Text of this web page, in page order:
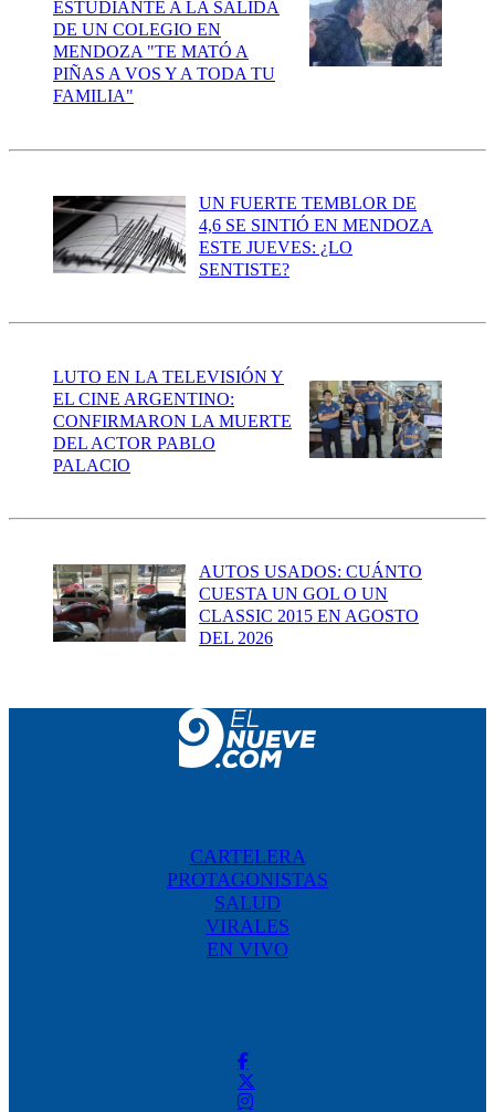
ESTUDIANTE A LA SALIDA
DE UN COLEGIO EN
MENDOZA "TE MATÓ A
PIÑAS A VOS Y A TODA TU
FAMILIA"
UN FUERTE TEMBLOR DE
4,6 SE SINTIÓ EN MENDOZA
ESTE JUEVES: ¿LO
SENTISTE?
LUTO EN LA TELEVISIÓN Y
EL CINE ARGENTINO:
CONFIRMARON LA MUERTE
DEL ACTOR PABLO
PALACIO
AUTOS USADOS: CUÁNTO
CUESTA UN GOL O UN
CLASSIC 2015 EN AGOSTO
DEL 2026
CARTELERA
PROTAGONISTAS
SALUD
VIRALES
EN VIVO